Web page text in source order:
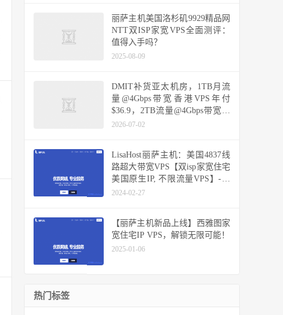
丽萨主机美国洛杉矶9929精品网
NTT双ISP家宽VPS全面测评：
值得入手吗？
2025-08-09
DMIT补货亚太机房，1TB月流
量@4Gbps带宽香港VPS年付
$36.9，2TB流量@4Gbps带宽日
本VPS月付$6.9，可选三网CN2
2026-07-02
LisaHost丽萨主机：美国4837线
路超大带宽VPS【双isp家宽住宅
美国原生IP, 不限流量VPS】-全
新双ISP住宅IP段
2024-02-27
【丽萨主机新品上线】西雅图家
宽住宅IP VPS，解锁无限可能！
2025-01-06
热门标签